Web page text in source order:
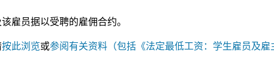
雇员据以受聘的雇佣合约。
按此浏览或参阅有关资料（包括《法定最低工资：学生雇员及